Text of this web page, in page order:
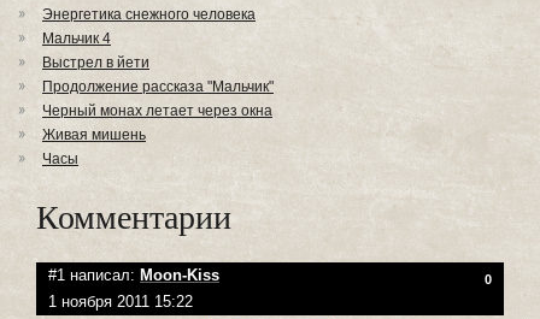
Энергетика снежного человека
Мальчик 4
Выстрел в йети
Продолжение рассказа "Мальчик"
Черный монах летает через окна
Живая мишень
Часы
Комментарии
#1 написал: Moon-Kiss 0
1 ноября 2011 15:22